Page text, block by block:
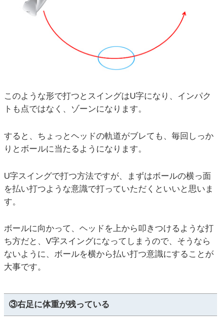
このような形で打つとスイングはU字になり、インパク
トも点ではなく、ゾーンになります。
すると、ちょっとヘッドの軌道がブレても、毎回しっか
りとボールに当たるようになります。
U字スイングで打つ方法ですが、まずはボールの横っ面
を払い打つような意識で打っていただくといいと思いま
す。
ボールに向かって、ヘッドを上から叩きつけるような打
ち方だと、V字スイングになってしまうので、そうなら
ないように、ボールを横から払い打つ意識にすることが
大事です。
③右足に体重が残っている